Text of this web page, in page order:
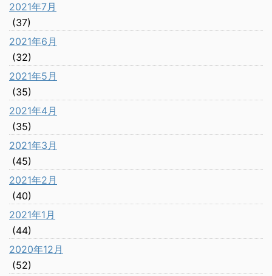
2021年7月
(37)
2021年6月
(32)
2021年5月
(35)
2021年4月
(35)
2021年3月
(45)
2021年2月
(40)
2021年1月
(44)
2020年12月
(52)